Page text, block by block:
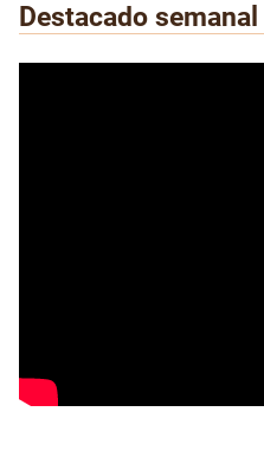
Destacado semanal